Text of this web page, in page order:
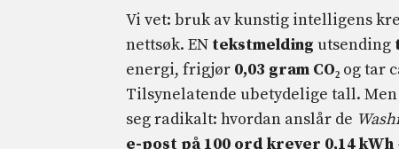
Vi vet: bruk av kunstig intelligens
nettsøk. EN tekstmelding utsending
energi, frigjør 0,03 gram CO₂ og tar
Tilsynelatende ubetydelige tall.
seg radikalt: hvordan anslår de
e-post på 100 ord krever 0,14 kWh